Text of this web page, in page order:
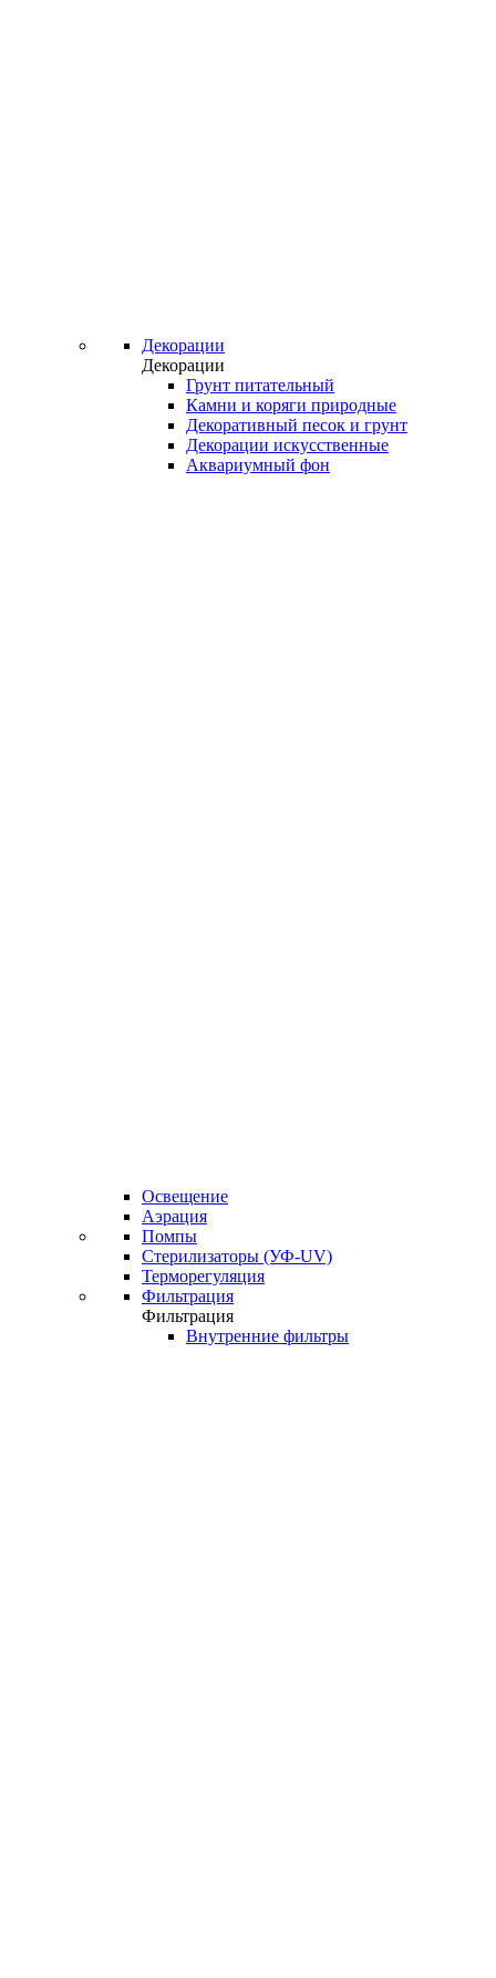
Декорации
Декорации
Грунт питательный
Камни и коряги природные
Декоративный песок и грунт
Декорации искусственные
Аквариумный фон
Освещение
Аэрация
Помпы
Стерилизаторы (УФ-UV)
Терморегуляция
Фильтрация
Фильтрация
Внутренние фильтры